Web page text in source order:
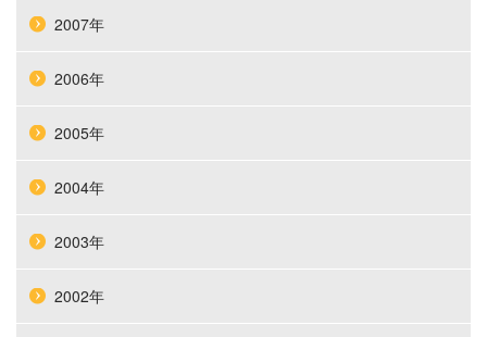
2007年
2006年
2005年
2004年
2003年
2002年